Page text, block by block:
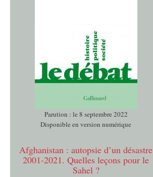
Parution : le 8 septembre 2022
Disponible en version numérique
Afghanistan : autopsie d’un désastre
2001-2021. Quelles leçons pour le
Sahel ?